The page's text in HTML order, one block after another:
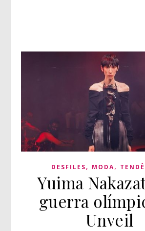
DESFILES, MODA,
Yuima
guerra
Unveil